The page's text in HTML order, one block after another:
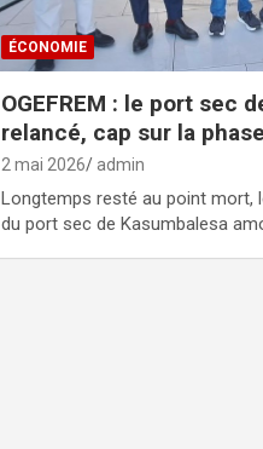
ÉCONOMIE
OGEFREM : le port sec
relancé, cap sur la
2 mai 2026 admin
Longtemps resté au point mort,
du port sec de Kasumbalesa